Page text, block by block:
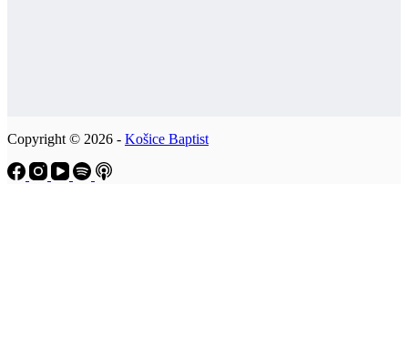
Copyright © 2026 - Košice Baptist